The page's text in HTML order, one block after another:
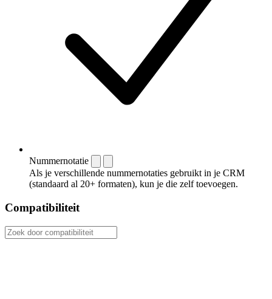
Nummernotatie
Als je verschillende nummernotaties gebruikt in je CRM
(standaard al 20+ formaten), kun je die zelf toevoegen.
Compatibiliteit